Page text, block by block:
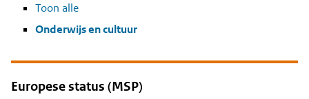
Toon alle
Onderwijs en cultuur
Europese status (MSP)